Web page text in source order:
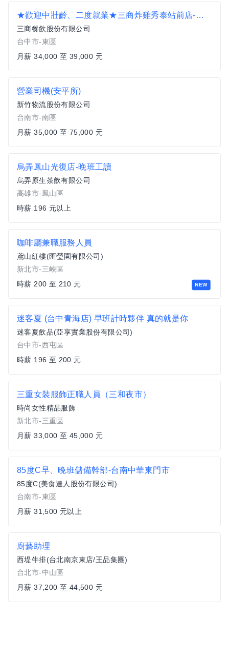
★歡迎中壯齡、二度就業★三商炸雞秀泰站前店-儲備幹部
三商餐飲股份有限公司
台中市-東區
月薪 34,000 至 39,000 元
營業司機(安平所)
新竹物流股份有限公司
台南市-南區
月薪 35,000 至 75,000 元
烏弄鳳山光復店-晚班工讀
烏弄原生茶飲有限公司
高雄市-鳳山區
時薪 196 元以上
NEW
咖啡廳兼職服務人員
鳶山紅樓(匯瑩園有限公司)
新北市-三峽區
時薪 200 至 210 元
迷客夏 (台中青海店) 早班計時夥伴 真的就是你
迷客夏飲品(亞享實業股份有限公司)
台中市-西屯區
時薪 196 至 200 元
三重女裝服飾正職人員（三和夜市）
時尚女性精品服飾
新北市-三重區
月薪 33,000 至 45,000 元
85度C早、晚班儲備幹部-台南中華東門市
85度C(美食達人股份有限公司)
台南市-東區
月薪 31,500 元以上
廚藝助理
西堤牛排(台北南京東店/王品集團)
台北市-中山區
月薪 37,200 至 44,500 元